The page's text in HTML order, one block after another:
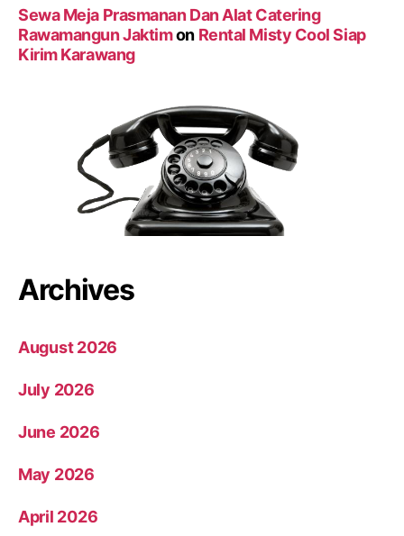
Sewa Meja Prasmanan Dan Alat Catering
Rawamangun Jaktimon Rental Misty Cool Siap
Kirim Karawang
Archives
August 2026
July 2026
June 2026
May 2026
April 2026